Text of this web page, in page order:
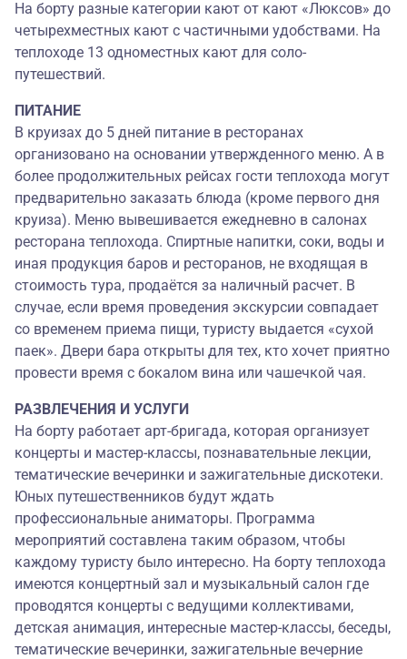
На борту разные категории кают от кают «Люксов» до
четырехместных кают с частичными удобствами. На
теплоходе 13 одноместных кают для соло-
путешествий.
ПИТАНИЕ
В круизах до 5 дней питание в ресторанах
организовано на основании утвержденного меню. А в
более продолжительных рейсах гости теплохода могут
предварительно заказать блюда (кроме первого дня
круиза). Меню вывешивается ежедневно в салонах
ресторана теплохода. Спиртные напитки, соки, воды и
иная продукция баров и ресторанов, не входящая в
стоимость тура, продаётся за наличный расчет. В
случае, если время проведения экскурсии совпадает
со временем приема пищи, туристу выдается «сухой
паек». Двери бара открыты для тех, кто хочет приятно
провести время с бокалом вина или чашечкой чая.
РАЗВЛЕЧЕНИЯ И УСЛУГИ
На борту работает арт-бригада, которая организует
концерты и мастер-классы, познавательные лекции,
тематические вечеринки и зажигательные дискотеки.
Юных путешественников будут ждать
профессиональные аниматоры. Программа
мероприятий составлена таким образом, чтобы
каждому туристу было интересно. На борту теплохода
имеются концертный зал и музыкальный салон где
проводятся концерты с ведущими коллективами,
детская анимация, интересные мастер-классы, беседы,
тематические вечеринки, зажигательные вечерние